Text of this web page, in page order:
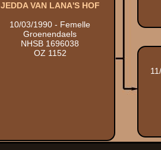
JEDDA VAN LANA'S HOF
10/03/1990 - Femelle
Groenendaels
NHSB 1696038
OZ 1152